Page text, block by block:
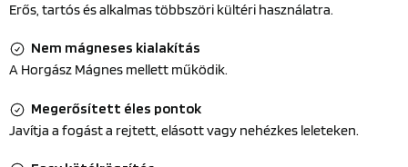
Erős, tartós és alkalmas többszöri kültéri használatra.
Nem mágneses kialakítás
A Horgász Mágnes mellett működik.
Megerősített éles pontok
Javítja a fogást a rejtett, elásott vagy nehézkes leleteken.